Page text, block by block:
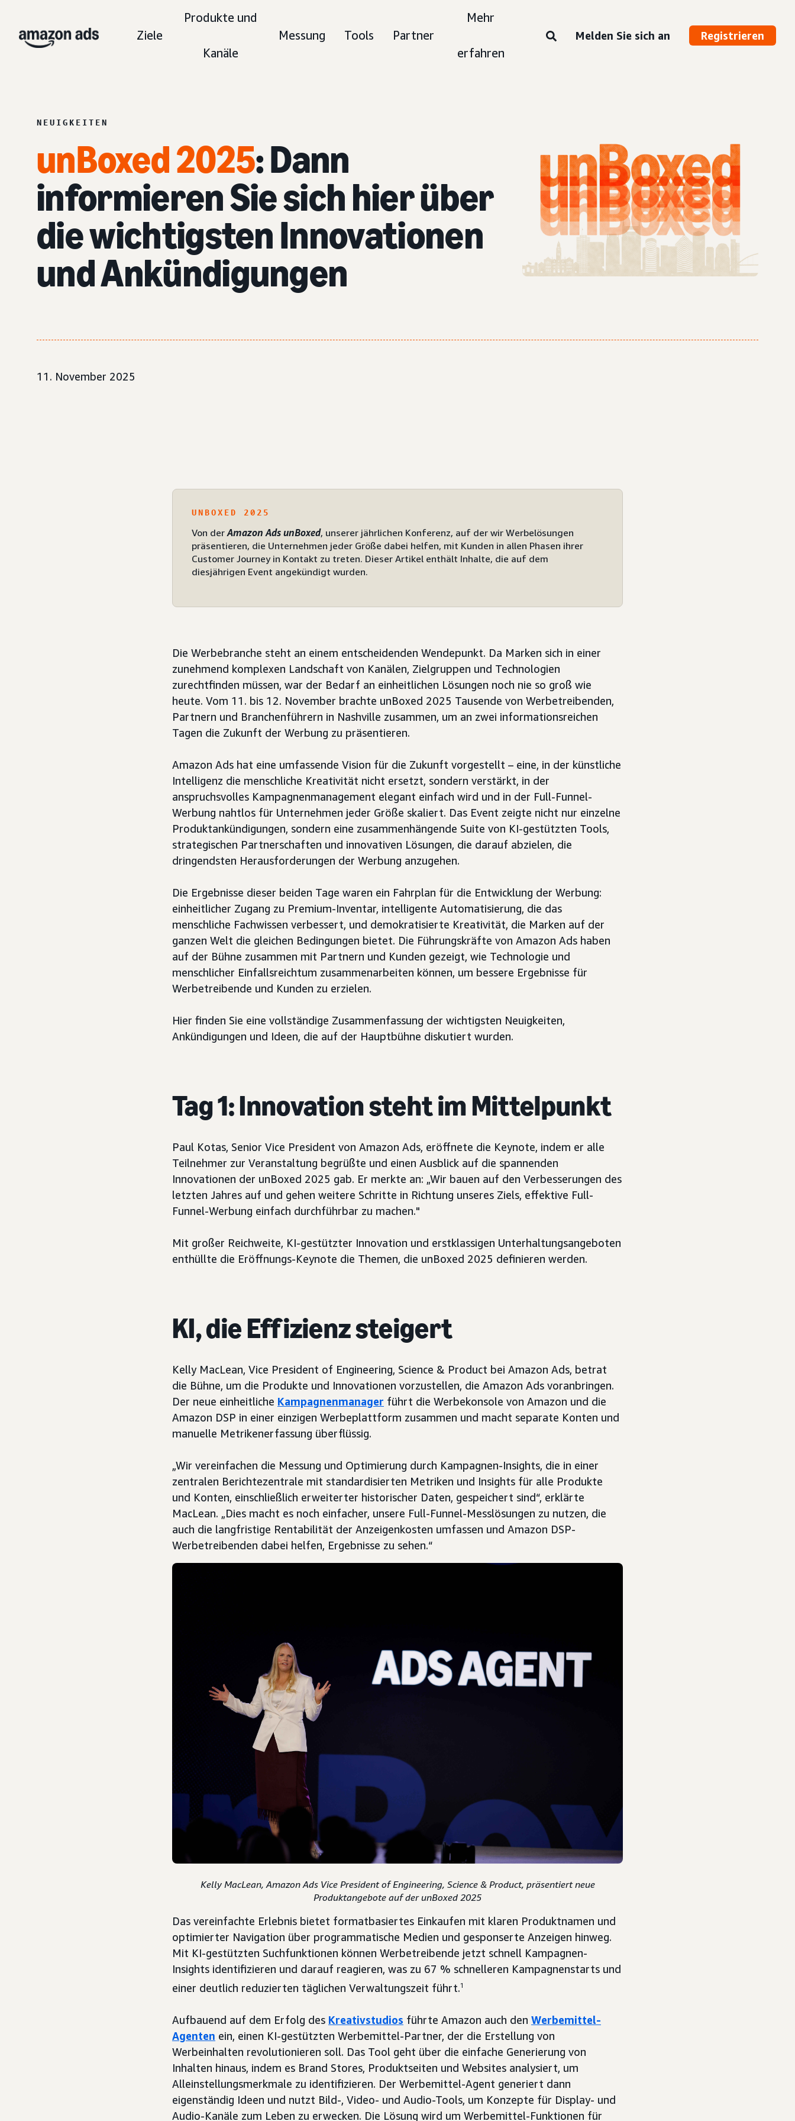
Ziele
Produkte und
Kanäle
Messung Tools Partner
Mehr
erfahren
Melden Sie sich an Registrieren
NEUIGKEITEN
unBoxed 2025: Dann
informieren Sie sich hier über
die wichtigsten Innovationen
und Ankündigungen
11. November 2025
UNBOXED 2025
Von derAmazon Ads unBoxed, unserer jährlichen Konferenz, auf der wir Werbelösungen
präsentieren, die Unternehmen jeder Größe dabei helfen, mit Kunden in allen Phasen ihrer
Customer Journey in Kontakt zu treten. Dieser Artikel enthält Inhalte, die auf dem
diesjährigen Event angekündigt wurden.
Die Werbebranche steht an einem entscheidenden Wendepunkt. Da Marken sich in einer
zunehmend komplexen Landschaft von Kanälen, Zielgruppen und Technologien
zurechtfinden müssen, war der Bedarf an einheitlichen Lösungen noch nie so groß wie
heute. Vom 11. bis 12. November brachte unBoxed 2025 Tausende von Werbetreibenden,
Partnern und Branchenführern in Nashville zusammen, um an zwei informationsreichen
Tagen die Zukunft der Werbung zu präsentieren.
Amazon Ads hat eine umfassende Vision für die Zukunft vorgestellt – eine, in der künstliche
Intelligenz die menschliche Kreativität nicht ersetzt, sondern verstärkt, in der
anspruchsvolles Kampagnenmanagement elegant einfach wird und in der Full-Funnel-
Werbung nahtlos für Unternehmen jeder Größe skaliert. Das Event zeigte nicht nur einzelne
Produktankündigungen, sondern eine zusammenhängende Suite von KI-gestützten Tools,
strategischen Partnerschaften und innovativen Lösungen, die darauf abzielen, die
dringendsten Herausforderungen der Werbung anzugehen.
Die Ergebnisse dieser beiden Tage waren ein Fahrplan für die Entwicklung der Werbung:
einheitlicher Zugang zu Premium-Inventar, intelligente Automatisierung, die das
menschliche Fachwissen verbessert, und demokratisierte Kreativität, die Marken auf der
ganzen Welt die gleichen Bedingungen bietet. Die Führungskräfte von Amazon Ads haben
auf der Bühne zusammen mit Partnern und Kunden gezeigt, wie Technologie und
menschlicher Einfallsreichtum zusammenarbeiten können, um bessere Ergebnisse für
Werbetreibende und Kunden zu erzielen.
Hier finden Sie eine vollständige Zusammenfassung der wichtigsten Neuigkeiten,
Ankündigungen und Ideen, die auf der Hauptbühne diskutiert wurden.
Tag 1: Innovation steht im Mittelpunkt
Paul Kotas, Senior Vice President von Amazon Ads, eröffnete die Keynote, indem er alle
Teilnehmer zur Veranstaltung begrüßte und einen Ausblick auf die spannenden
Innovationen der unBoxed 2025 gab. Er merkte an: „Wir bauen auf den Verbesserungen des
letzten Jahres auf und gehen weitere Schritte in Richtung unseres Ziels, effektive Full-
Funnel-Werbung einfach durchführbar zu machen."
Mit großer Reichweite, KI-gestützter Innovation und erstklassigen Unterhaltungsangeboten
enthüllte die Eröffnungs-Keynote die Themen, die unBoxed 2025 definieren werden.
KI, die Effizienz steigert
Kelly MacLean, Vice President of Engineering, Science & Product bei Amazon Ads, betrat
die Bühne, um die Produkte und Innovationen vorzustellen, die Amazon Ads voranbringen.
Der neue einheitliche Kampagnenmanager führt die Werbekonsole von Amazon und die
Amazon DSP in einer einzigen Werbeplattform zusammen und macht separate Konten und
manuelle Metrikenerfassung überflüssig.
„Wir vereinfachen die Messung und Optimierung durch Kampagnen-Insights, die in einer
zentralen Berichtezentrale mit standardisierten Metriken und Insights für alle Produkte
und Konten, einschließlich erweiterter historischer Daten, gespeichert sind“, erklärte
MacLean. „Dies macht es noch einfacher, unsere Full-Funnel-Messlösungen zu nutzen, die
auch die langfristige Rentabilität der Anzeigenkosten umfassen und Amazon DSP-
Werbetreibenden dabei helfen, Ergebnisse zu sehen.“
Kelly MacLean, Amazon Ads Vice President of Engineering, Science & Product, präsentiert neue
Produktangebote auf der unBoxed 2025
Das vereinfachte Erlebnis bietet formatbasiertes Einkaufen mit klaren Produktnamen und
optimierter Navigation über programmatische Medien und gesponserte Anzeigen hinweg.
Mit KI-gestützten Suchfunktionen können Werbetreibende jetzt schnell Kampagnen-
Insights identifizieren und darauf reagieren, was zu 67 % schnelleren Kampagnenstarts und
einer deutlich reduzierten täglichen Verwaltungszeit führt.1
Aufbauend auf dem Erfolg des Kreativstudios führte Amazon auch den Werbemittel-
Agenten ein, einen KI-gestützten Werbemittel-Partner, der die Erstellung von
Werbeinhalten revolutionieren soll. Das Tool geht über die einfache Generierung von
Inhalten hinaus, indem es Brand Stores, Produktseiten und Websites analysiert, um
Alleinstellungsmerkmale zu identifizieren. Der Werbemittel-Agent generiert dann
eigenständig Ideen und nutzt Bild-, Video- und Audio-Tools, um Konzepte für Display- und
Audio-Kanäle zum Leben zu erwecken. Die Lösung wird um Werbemittel-Funktionen für